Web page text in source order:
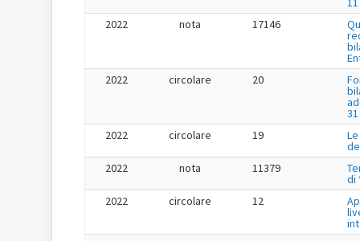
2022
nota 17146
2022
circolare 20
2022
circolare 19
2022
nota 11379
di
2022
circolare 12